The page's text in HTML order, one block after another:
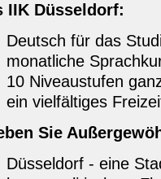
IIK Düsseldorf:
Deutsch für das
monatliche
10 Niveaustufen
ein vielfältiges
Sie
Düsseldorf - eine